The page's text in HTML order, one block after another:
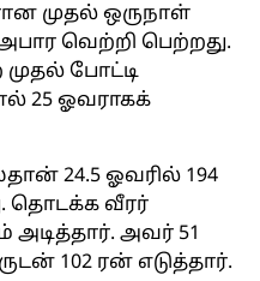
முதல் ஒருநாள்
வெற்றி பெற்றது.
போட்டி
25 ஓவராகக்
24.5 ஓவரில் 194
தொடக்க வீரர்
அடித்தார். அவர் 51
102 ரன் எடுத்தார்.